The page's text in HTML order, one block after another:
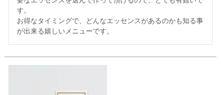
す。
お得なタイミングで、どんなエッセンスがあるのかも知る事
が出来る嬉しいメニューです。